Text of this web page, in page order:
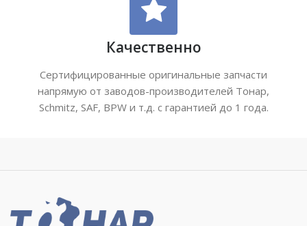
Качественно
Сертифицированные оригинальные запчасти
напрямую от заводов-производителей Тонар,
Schmitz, SAF, BPW и т.д. с гарантией до 1 года.